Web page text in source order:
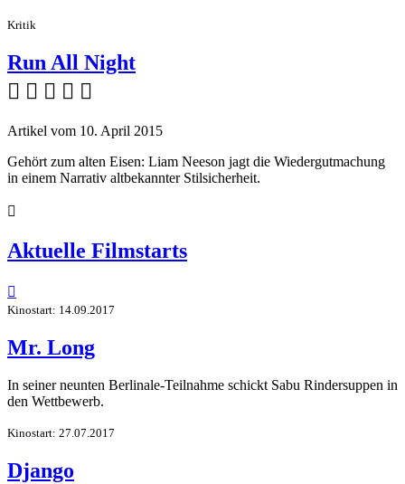
Kritik
Run All Night
    
Artikel vom 10. April 2015
Gehört zum alten Eisen: Liam Neeson jagt die Wiedergutmachung
in einem Narrativ altbekannter Stilsicherheit.

Aktuelle Filmstarts

Kinostart: 14.09.2017
Mr. Long
In seiner neunten Berlinale-Teilnahme schickt Sabu Rindersuppen in
den Wettbewerb.
Kinostart: 27.07.2017
Django